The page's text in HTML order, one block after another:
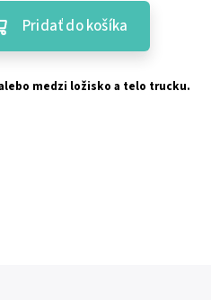
Pridať do košíka
medzi ložisko a telo trucku.